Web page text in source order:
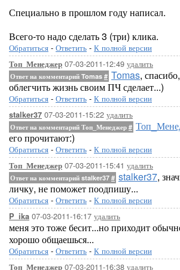
Специально в прошлом году написал.
Всего-то надо сделать 3 (три) клика.
Обратиться - Ответить - К полной версии
Топ_Менеджер 07-03-2011-12:49 удалить
Ответ на комментарий Tomas # Tomas,
облегчить жизнь своим ПЧ сделает...)
Обратиться - Ответить - К полной версии
stalker37 07-03-2011-15:22 удалить
Ответ на комментарий Топ_Менеджер #
его прочитают:)
Обратиться - Ответить - К полной версии
Топ_Менеджер 07-03-2011-15:41 удалить
Ответ на комментарий stalker37 # stalker37,
личку, не поможет поодпишу...
Обратиться - Ответить - К полной версии
P_ika 07-03-2011-16:17 удалить
меня это тоже бесит...но приходит
хорошо общаешься...
Обратиться - Ответить - К полной версии
Топ_Менеджер 07-03-2011-16:38 удалить